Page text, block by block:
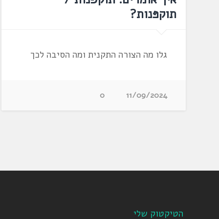
תוקפּנות?
גלו מה הצורה התקנית ומה הסיבה לכך
11/09/2024
0
הטיקטוק שלי